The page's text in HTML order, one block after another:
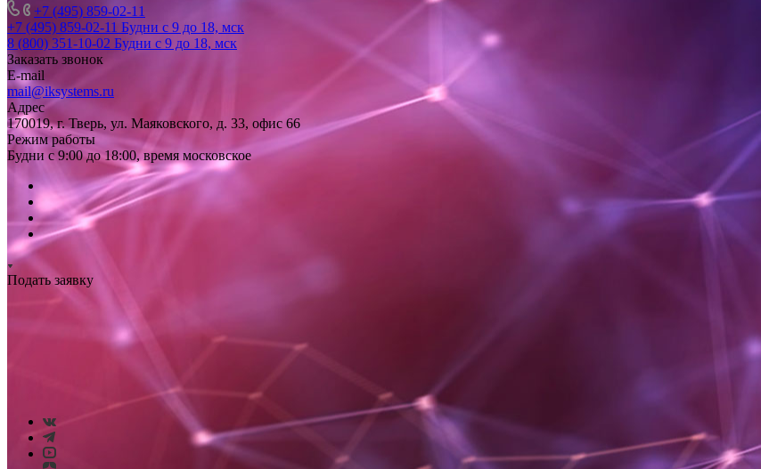
+7 (495) 859-02-11
+7 (495) 859-02-11 Будни с 9 до 18, мск
8 (800) 351-10-02 Будни с 9 до 18, мск
Заказать звонок
E-mail
mail@iksystems.ru
Адрес
170019, г. Тверь, ул. Маяковского, д. 33, офис 66
Режим работы
Будни с 9:00 до 18:00, время московское
Подать заявку